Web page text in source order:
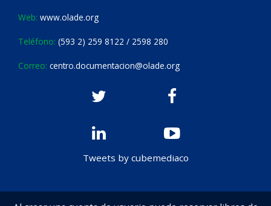
Web: www.olade.org
Teléfono: (593 2) 259 8122 / 2598 280
Correo: centro.documentacion@olade.org
Tweets by cubemediaco